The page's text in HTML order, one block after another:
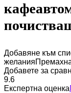
Добавяне към
желания
Добавете за
9.6
Експертна оценка